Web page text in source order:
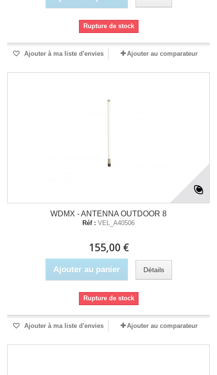
Rupture de stock
Ajouter à ma liste d'envies Ajouter au comparateur
WDMX - ANTENNA OUTDOOR 8
Réf : VEL_A40506
155,00 €
Ajouter au panier Détails
Rupture de stock
Ajouter à ma liste d'envies Ajouter au comparateur